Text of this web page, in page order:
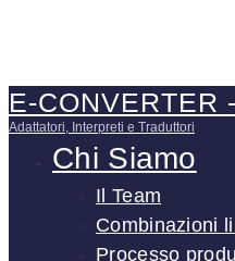
E-CONVERTER
Adattatori, Interpreti e Traduttori
Chi Siamo
Il Team
Combinazioni
Processo